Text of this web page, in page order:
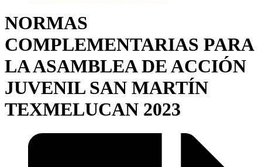
NORMAS
COMPLEMENTARIAS PARA
LA ASAMBLEA DE ACCIÓN
JUVENIL SAN MARTÍN
TEXMELUCAN 2023